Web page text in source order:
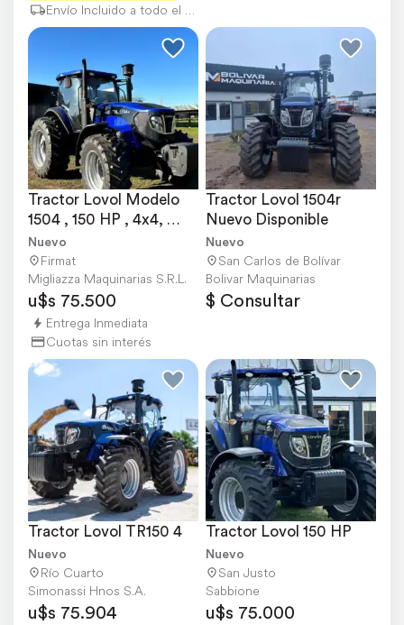
Envío Incluido a todo el país
Tractor Lovol Modelo
1504 , 150 HP , 4x4,
Nuevo.
Nuevo
Firmat
Migliazza Maquinarias S.R.L.
u$s 75.500
Entrega Inmediata
Cuotas sin interés
Tractor Lovol 1504r
Nuevo Disponible
Nuevo
San Carlos de Bolívar
Bolivar Maquinarias
$ Consultar
Tractor Lovol TR150 4
Nuevo
Río Cuarto
Simonassi Hnos S.A.
u$s 75.904
Tractor Lovol 150 HP
Nuevo
San Justo
Sabbione
u$s 75.000